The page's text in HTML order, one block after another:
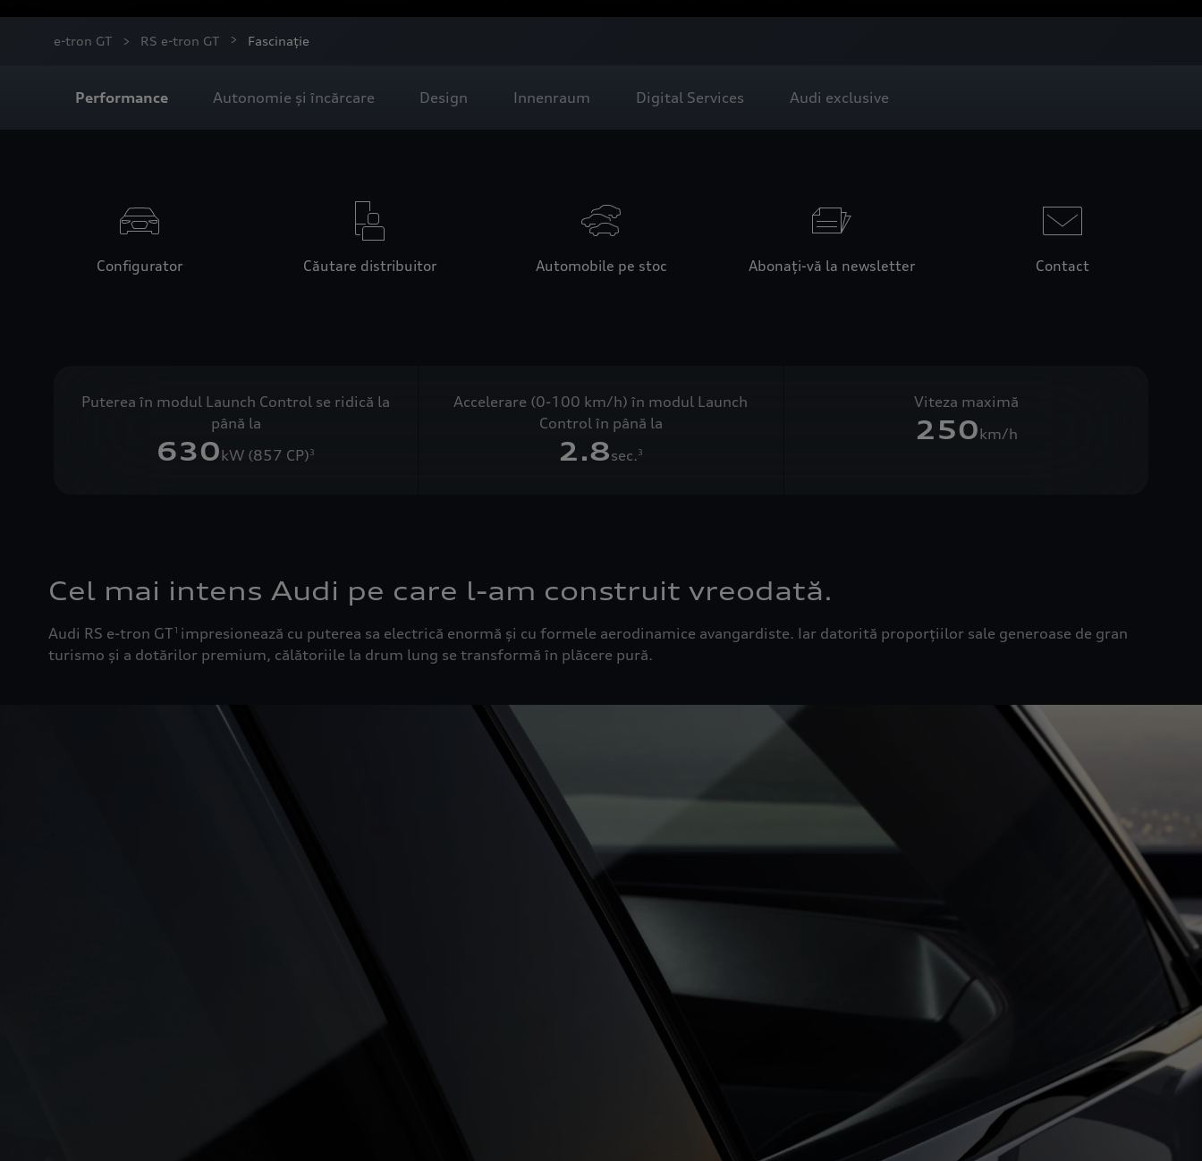
e-tron GT RS e-tron GT Fascinație
Performance Autonomie și încărcare Design Innenraum Digital Services Audi exclusive
Configurator Căutare distribuitor Automobile pe stoc Abonați-vă la newsletter Contact
Puterea în modul Launch Control se ridică la
până la
630kW (857 CP)3
Accelerare (0-100 km/h) în modul Launch
Control în până la
2.8sec.3
Viteza maximă
250km/h
Cel mai intens Audi pe care l-am construit vreodată.
Audi RS e-tron GT1 impresionează cu puterea sa electrică enormă și cu formele aerodinamice avangardiste. Iar datorită proporțiilor sale generoase de gran
turismo și a dotărilor premium, călătoriile la drum lung se transformă în plăcere pură.